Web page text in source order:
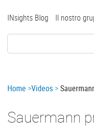
Top
INsights Blog Il nostro
Breadcrumb
Home Videos
Sauermann